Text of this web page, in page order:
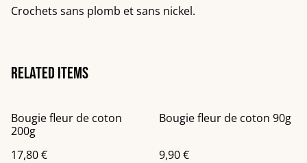
Crochets sans plomb et sans nickel.
Related items
Bougie fleur de coton
200g
17,80 €
Bougie fleur de coton 90g
9,90 €